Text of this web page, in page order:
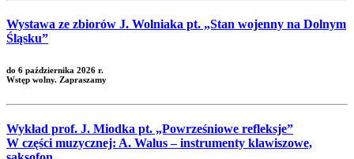
Wystawa ze zbiorów J. Wolniaka pt. „Stan wojenny na Dolnym
Śląsku”
do 6 października 2026 r.
Wstęp wolny. Zapraszamy
Wykład prof. J. Miodka pt. „Powrześniowe refleksje”
W części muzycznej: A. Walus – instrumenty klawiszowe,